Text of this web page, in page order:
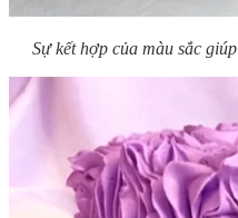
Sự kết hợp của màu sắc